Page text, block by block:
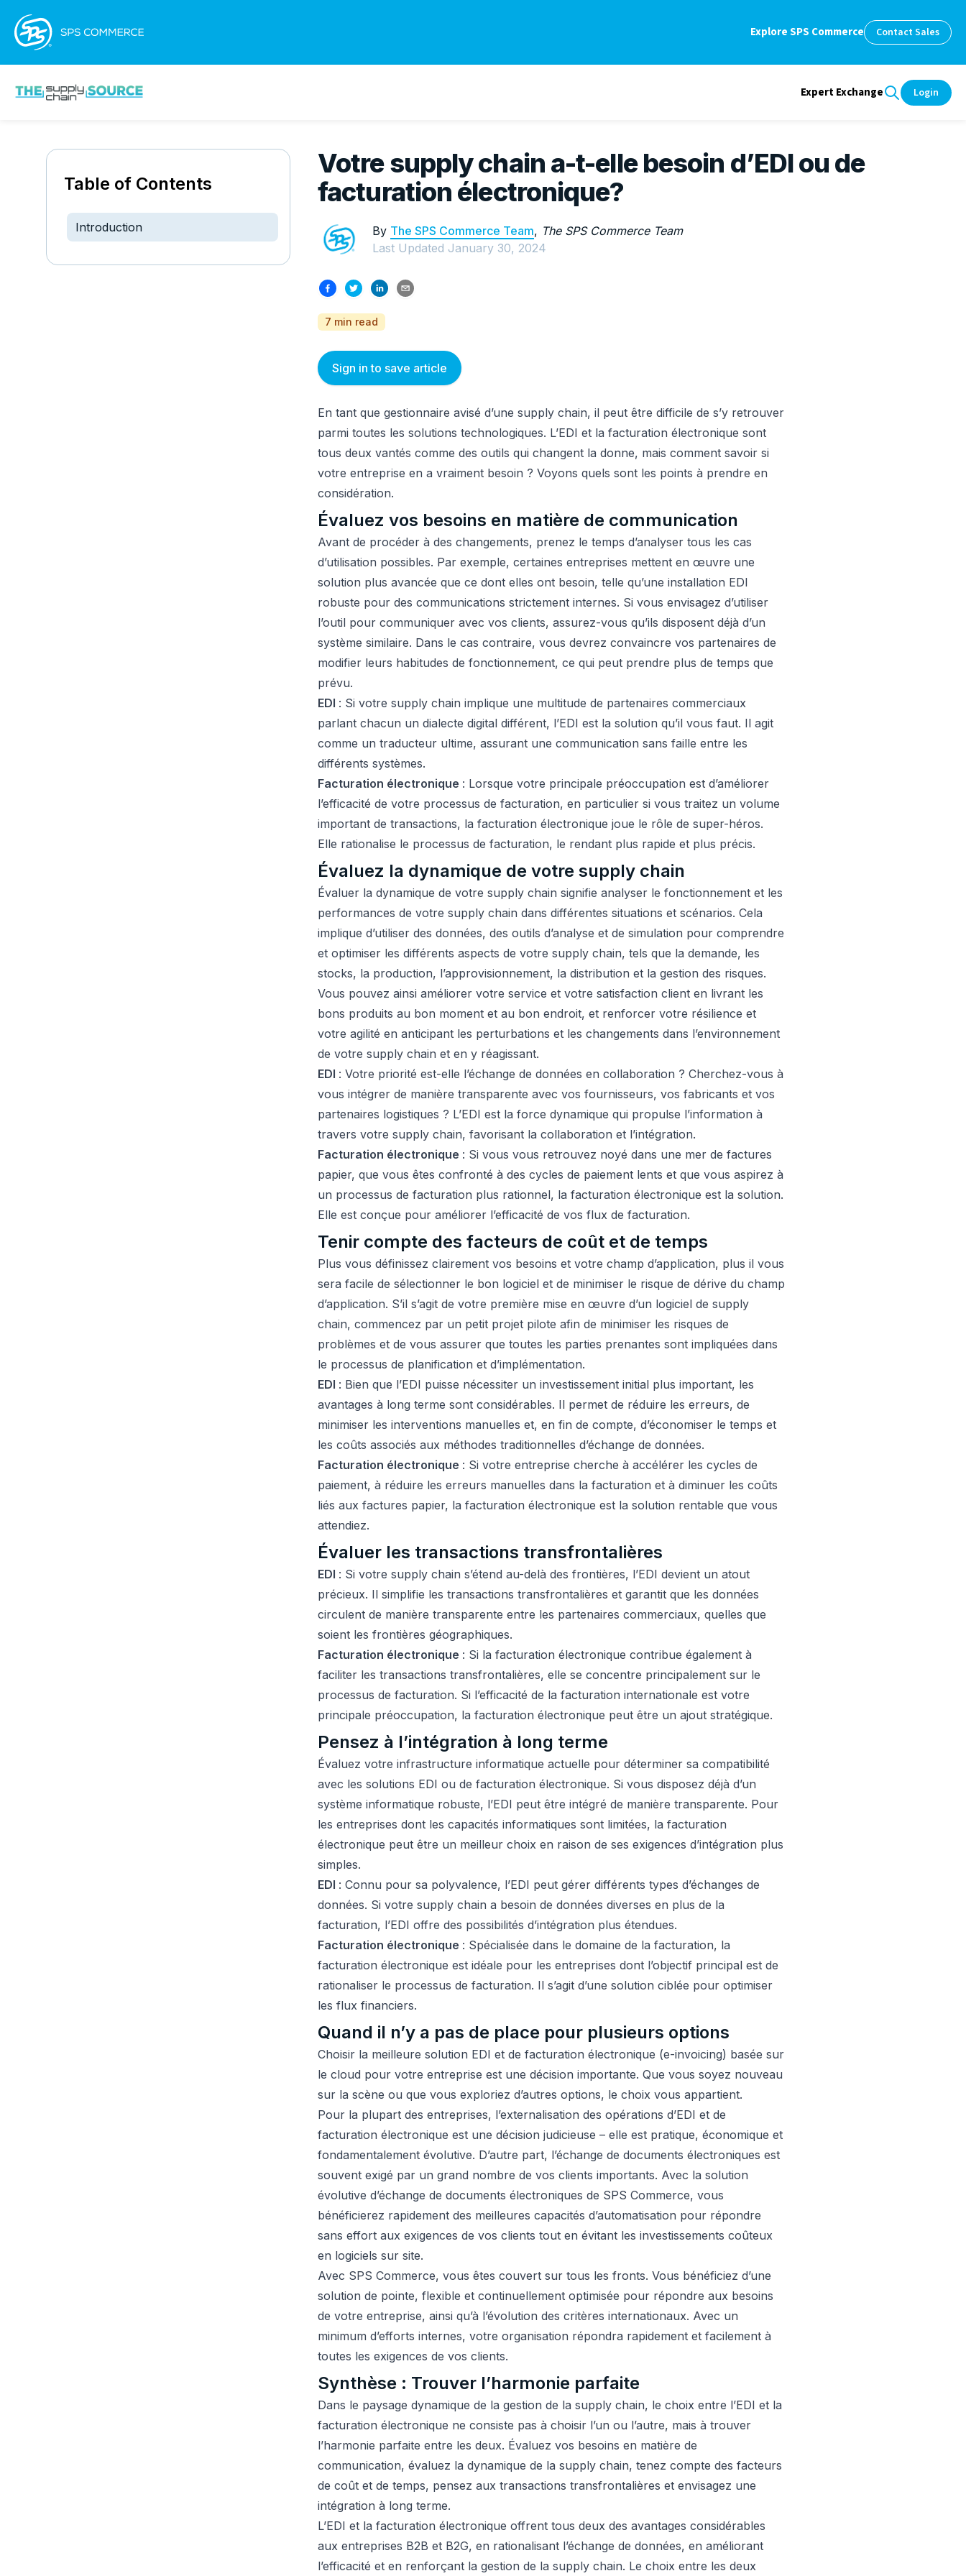
Explore SPS Commerce Contact Sales
Expert Exchange Login
Table of Contents
Introduction
Votre supply chain a-t-elle besoin d’EDI ou de
facturation électronique?
By The SPS Commerce Team, The SPS Commerce Team
Last Updated January 30, 2024
7 min read
Sign in to save article
En tant que gestionnaire avisé d’une supply chain, il peut être difficile de s’y retrouver
parmi toutes les solutions technologiques. L’EDI et la facturation électronique sont
tous deux vantés comme des outils qui changent la donne, mais comment savoir si
votre entreprise en a vraiment besoin ? Voyons quels sont les points à prendre en
considération.
Évaluez vos besoins en matière de communication
Avant de procéder à des changements, prenez le temps d’analyser tous les cas
d’utilisation possibles. Par exemple, certaines entreprises mettent en œuvre une
solution plus avancée que ce dont elles ont besoin, telle qu’une installation EDI
robuste pour des communications strictement internes. Si vous envisagez d’utiliser
l’outil pour communiquer avec vos clients, assurez-vous qu’ils disposent déjà d’un
système similaire. Dans le cas contraire, vous devrez convaincre vos partenaires de
modifier leurs habitudes de fonctionnement, ce qui peut prendre plus de temps que
prévu.
EDI : Si votre supply chain implique une multitude de partenaires commerciaux
parlant chacun un dialecte digital différent, l’EDI est la solution qu’il vous faut. Il agit
comme un traducteur ultime, assurant une communication sans faille entre les
différents systèmes.
Facturation électronique : Lorsque votre principale préoccupation est d’améliorer
l’efficacité de votre processus de facturation, en particulier si vous traitez un volume
important de transactions, la facturation électronique joue le rôle de super-héros.
Elle rationalise le processus de facturation, le rendant plus rapide et plus précis.
Évaluez la dynamique de votre supply chain
Évaluer la dynamique de votre supply chain signifie analyser le fonctionnement et les
performances de votre supply chain dans différentes situations et scénarios. Cela
implique d’utiliser des données, des outils d’analyse et de simulation pour comprendre
et optimiser les différents aspects de votre supply chain, tels que la demande, les
stocks, la production, l’approvisionnement, la distribution et la gestion des risques.
Vous pouvez ainsi améliorer votre service et votre satisfaction client en livrant les
bons produits au bon moment et au bon endroit, et renforcer votre résilience et
votre agilité en anticipant les perturbations et les changements dans l’environnement
de votre supply chain et en y réagissant.
EDI : Votre priorité est-elle l’échange de données en collaboration ? Cherchez-vous à
vous intégrer de manière transparente avec vos fournisseurs, vos fabricants et vos
partenaires logistiques ? L’EDI est la force dynamique qui propulse l’information à
travers votre supply chain, favorisant la collaboration et l’intégration.
Facturation électronique : Si vous vous retrouvez noyé dans une mer de factures
papier, que vous êtes confronté à des cycles de paiement lents et que vous aspirez à
un processus de facturation plus rationnel, la facturation électronique est la solution.
Elle est conçue pour améliorer l’efficacité de vos flux de facturation.
Tenir compte des facteurs de coût et de temps
Plus vous définissez clairement vos besoins et votre champ d’application, plus il vous
sera facile de sélectionner le bon logiciel et de minimiser le risque de dérive du champ
d’application. S’il s’agit de votre première mise en œuvre d’un logiciel de supply
chain, commencez par un petit projet pilote afin de minimiser les risques de
problèmes et de vous assurer que toutes les parties prenantes sont impliquées dans
le processus de planification et d’implémentation.
EDI : Bien que l’EDI puisse nécessiter un investissement initial plus important, les
avantages à long terme sont considérables. Il permet de réduire les erreurs, de
minimiser les interventions manuelles et, en fin de compte, d’économiser le temps et
les coûts associés aux méthodes traditionnelles d’échange de données.
Facturation électronique : Si votre entreprise cherche à accélérer les cycles de
paiement, à réduire les erreurs manuelles dans la facturation et à diminuer les coûts
liés aux factures papier, la facturation électronique est la solution rentable que vous
attendiez.
Évaluer les transactions transfrontalières
EDI : Si votre supply chain s’étend au-delà des frontières, l’EDI devient un atout
précieux. Il simplifie les transactions transfrontalières et garantit que les données
circulent de manière transparente entre les partenaires commerciaux, quelles que
soient les frontières géographiques.
Facturation électronique : Si la facturation électronique contribue également à
faciliter les transactions transfrontalières, elle se concentre principalement sur le
processus de facturation. Si l’efficacité de la facturation internationale est votre
principale préoccupation, la facturation électronique peut être un ajout stratégique.
Pensez à l’intégration à long terme
Évaluez votre infrastructure informatique actuelle pour déterminer sa compatibilité
avec les solutions EDI ou de facturation électronique. Si vous disposez déjà d’un
système informatique robuste, l’EDI peut être intégré de manière transparente. Pour
les entreprises dont les capacités informatiques sont limitées, la facturation
électronique peut être un meilleur choix en raison de ses exigences d’intégration plus
simples.
EDI : Connu pour sa polyvalence, l’EDI peut gérer différents types d’échanges de
données. Si votre supply chain a besoin de données diverses en plus de la
facturation, l’EDI offre des possibilités d’intégration plus étendues.
Facturation électronique : Spécialisée dans le domaine de la facturation, la
facturation électronique est idéale pour les entreprises dont l’objectif principal est de
rationaliser le processus de facturation. Il s’agit d’une solution ciblée pour optimiser
les flux financiers.
Quand il n’y a pas de place pour plusieurs options
Choisir la meilleure solution EDI et de facturation électronique (e-invoicing) basée sur
le cloud pour votre entreprise est une décision importante. Que vous soyez nouveau
sur la scène ou que vous exploriez d’autres options, le choix vous appartient.
Pour la plupart des entreprises, l’externalisation des opérations d’EDI et de
facturation électronique est une décision judicieuse – elle est pratique, économique et
fondamentalement évolutive. D’autre part, l’échange de documents électroniques est
souvent exigé par un grand nombre de vos clients importants. Avec la solution
évolutive d’échange de documents électroniques de SPS Commerce, vous
bénéficierez rapidement des meilleures capacités d’automatisation pour répondre
sans effort aux exigences de vos clients tout en évitant les investissements coûteux
en logiciels sur site.
Avec SPS Commerce, vous êtes couvert sur tous les fronts. Vous bénéficiez d’une
solution de pointe, flexible et continuellement optimisée pour répondre aux besoins
de votre entreprise, ainsi qu’à l’évolution des critères internationaux. Avec un
minimum d’efforts internes, votre organisation répondra rapidement et facilement à
toutes les exigences de vos clients.
Synthèse : Trouver l’harmonie parfaite
Dans le paysage dynamique de la gestion de la supply chain, le choix entre l’EDI et la
facturation électronique ne consiste pas à choisir l’un ou l’autre, mais à trouver
l’harmonie parfaite entre les deux. Évaluez vos besoins en matière de
communication, évaluez la dynamique de la supply chain, tenez compte des facteurs
de coût et de temps, pensez aux transactions transfrontalières et envisagez une
intégration à long terme.
L’EDI et la facturation électronique offrent tous deux des avantages considérables
aux entreprises B2B et B2G, en rationalisant l’échange de données, en améliorant
l’efficacité et en renforçant la gestion de la supply chain. Le choix entre les deux